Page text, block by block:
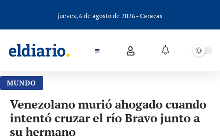
jueves, 6 de agosto de 2026 - Caracas
MUNDO
Venezolano murió ahogado cuando
intentó cruzar el río Bravo junto a
su hermano